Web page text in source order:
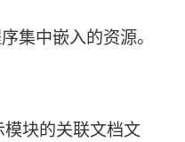
集中嵌入的资源。
块的关联文档文